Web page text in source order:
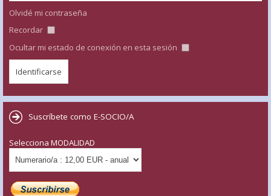
Olvidé mi contraseña
Recordar
Ocultar mi estado de conexión en esta sesión
Suscríbete como E-SOCIO/A
Selecciona MODALIDAD